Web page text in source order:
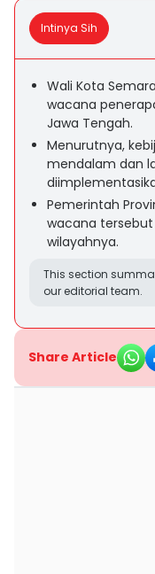
Intinya Sih
Wali Kota
wacana
Jawa Tengah.
Menurutnya,
mendalam dan
Pemerintah
wacana
wilayahnya.
This section
our editorial team.
Share Article